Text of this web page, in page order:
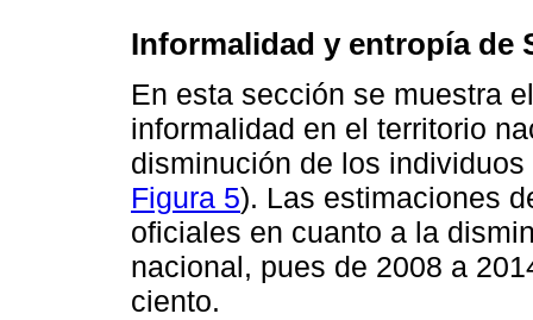
Informalidad y entropía de
En esta sección se muestra
informalidad en el territorio
disminución de los
Figura 5). Las estimaciones
oficiales en cuanto a la
nacional, pues de 2008 a
ciento.